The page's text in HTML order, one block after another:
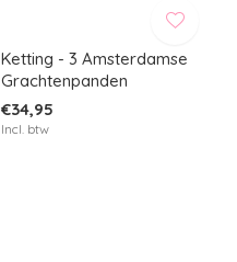
Ketting - 3 Amsterdamse
Grachtenpanden
€34,95
Incl. btw